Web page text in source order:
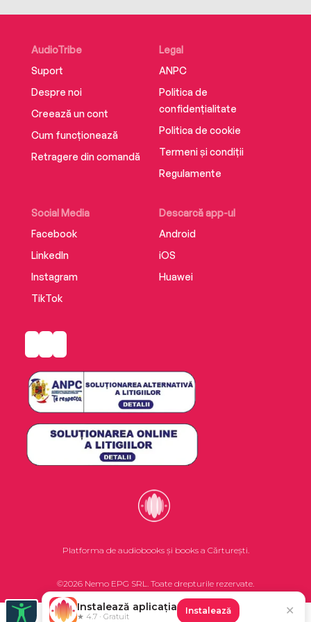
AudioTribe
Suport
Despre noi
Creează un cont
Cum funcționează
Retragere din comandă
Social Media
Facebook
LinkedIn
Instagram
TikTok
Descarcă app-ul
Android
iOS
Huawei
Legal
ANPC
Politica de
confidențialitate
Politica de cookie
Termeni și condiții
Regulamente
Platforma de audiobooks și books a Cărturești.
©2026 Nemo EPG SRL. Toate drepturile rezervate.
Instalează aplicația
★ 4.7 · Gratuit
Instalează ✕